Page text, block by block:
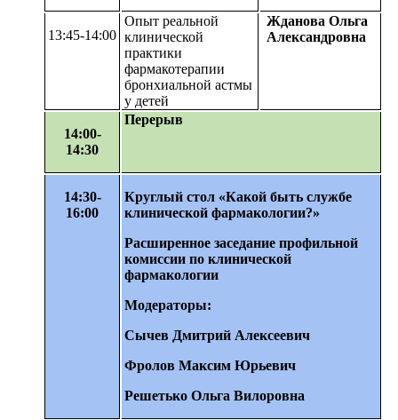
13:45-14:00
Опыт реальной
клинической
практики
фармакотерапии
бронхиальной астмы
у детей
Жданова Ольга
Александровна
14:00-
14:30
Перерыв
14:30-
16:00
Круглый стол «Какой быть службе
клинической фармакологии?»
Расширенное заседание профильной
комиссии по клинической
фармакологии
Модераторы:
Сычев Дмитрий Алексеевич
Фролов Максим Юрьевич
Решетько Ольга Вилоровна